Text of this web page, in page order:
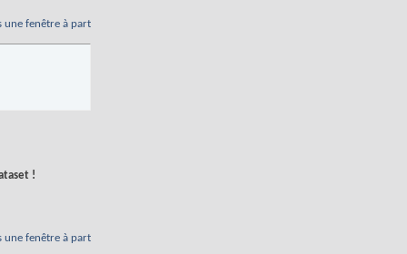
une fenêtre à part
!
une fenêtre à part